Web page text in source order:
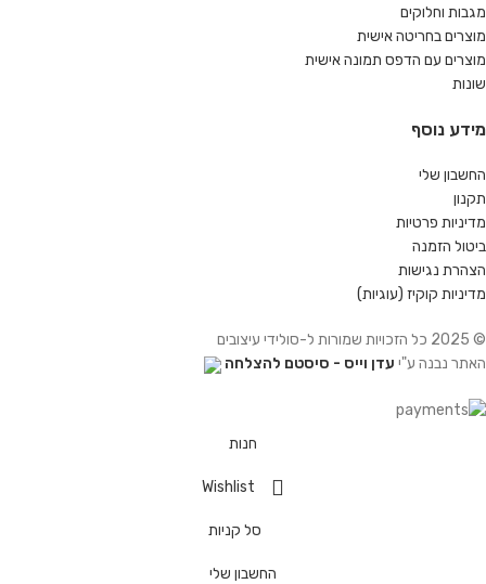
מגבות וחלוקים
מוצרים בחריטה אישית
מוצרים עם הדפס תמונה אישית
שונות
מידע נוסף
החשבון שלי
תקנון
מדיניות פרטיות
ביטול הזמנה
הצהרת נגישות
מדיניות קוקיז (עוגיות)
© 2025 כל הזכויות שמורות ל-סולידי עיצובים
האתר נבנה ע"י עדן וייס - סיסטם להצלחה
חנות
Wishlist
סל קניות
החשבון שלי